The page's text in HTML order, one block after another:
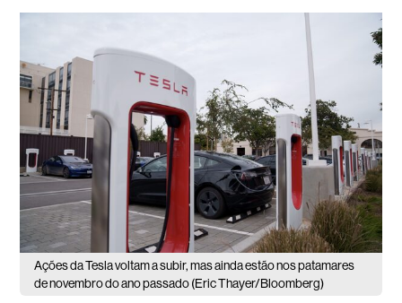
Ações da Tesla voltam a subir, mas ainda estão nos patamares
de novembro do ano passado (Eric Thayer/Bloomberg)